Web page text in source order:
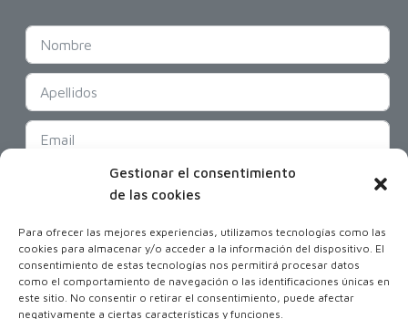
Gestionar el consentimiento
de las cookies
Para ofrecer las mejores experiencias, utilizamos tecnologías como las
cookies para almacenar y/o acceder a la información del dispositivo. El
consentimiento de estas tecnologías nos permitirá procesar datos
como el comportamiento de navegación o las identificaciones únicas en
este sitio. No consentir o retirar el consentimiento, puede afectar
negativamente a ciertas características y funciones.
SUSCRIBIR